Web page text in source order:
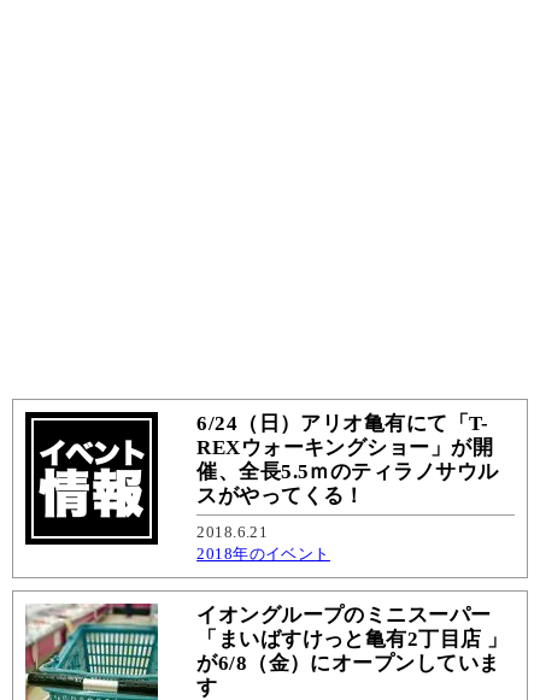
6/24（日）アリオ亀有にて「T-
REXウォーキングショー」が開
催、全長5.5ｍのティラノサウル
スがやってくる！
2018.6.21
2018年のイベント
イオングループのミニスーパー
「まいばすけっと亀有2丁目店 」
が6/8（金）にオープンしていま
す